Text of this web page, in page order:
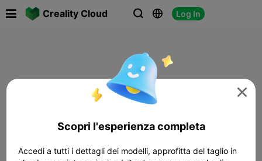
Creality Cloud   Log In

Scopri l'esperienza completa
Accedi a tutti i dettagli dei modelli, approfitta del taglio in